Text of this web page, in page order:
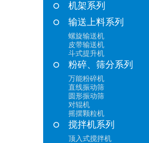
机架系列
输送上料系列
螺旋输送机
皮带输送机
斗式提升机
粉碎、筛分系列
万能粉碎机
直线振动筛
圆形振动筛
对辊机
摇摆颗粒机
搅拌机系列
顶入式搅拌机